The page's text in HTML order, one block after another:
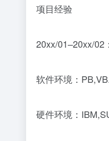
项目经验
20xx/01–20xx/02
软件环境：
硬件环境：